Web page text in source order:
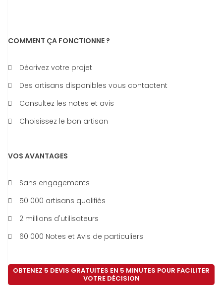
COMMENT ÇA FONCTIONNE ?
Décrivez votre projet
Des artisans disponibles vous contactent
Consultez les notes et avis
Choisissez le bon artisan
VOS AVANTAGES
Sans engagements
50 000 artisans qualifiés
2 millions d'utilisateurs
60 000 Notes et Avis de particuliers
OBTENEZ 5 DEVIS GRATUITES EN 5 MINUTES POUR FACILITER
VOTRE DÉCISION